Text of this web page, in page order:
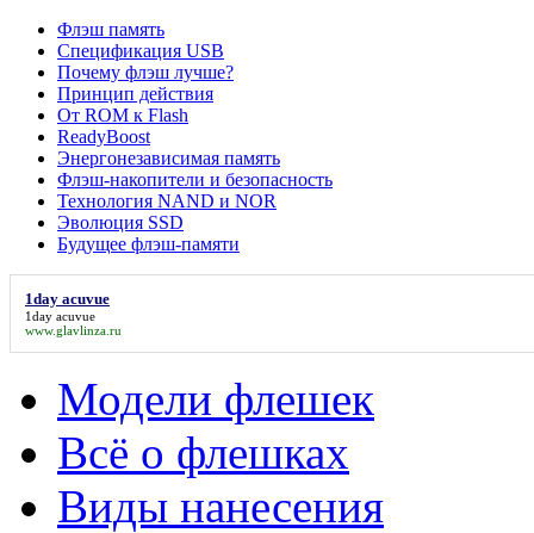
Флэш память
Спецификация USB
Почему флэш лучше?
Принцип действия
От ROM к Flash
ReadyBoost
Энергонезависимая память
Флэш-накопители и безопасность
Технология NAND и NOR
Эволюция SSD
Будущее флэш-памяти
1day acuvue
1day acuvue
www.glavlinza.ru
Модели флешек
Всё о флешках
Виды нанесения